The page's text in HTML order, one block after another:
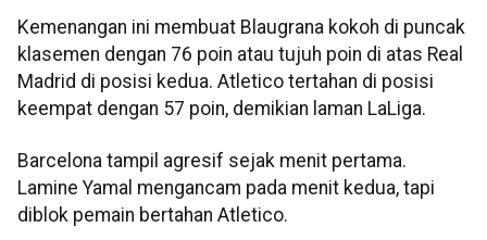
Kemenangan ini membuat Blaugrana kokoh di puncak
klasemen dengan 76 poin atau tujuh poin di atas Real
Madrid di posisi kedua. Atletico tertahan di posisi
keempat dengan 57 poin, demikian laman LaLiga.
Barcelona tampil agresif sejak menit pertama.
Lamine Yamal mengancam pada menit kedua, tapi
diblok pemain bertahan Atletico.